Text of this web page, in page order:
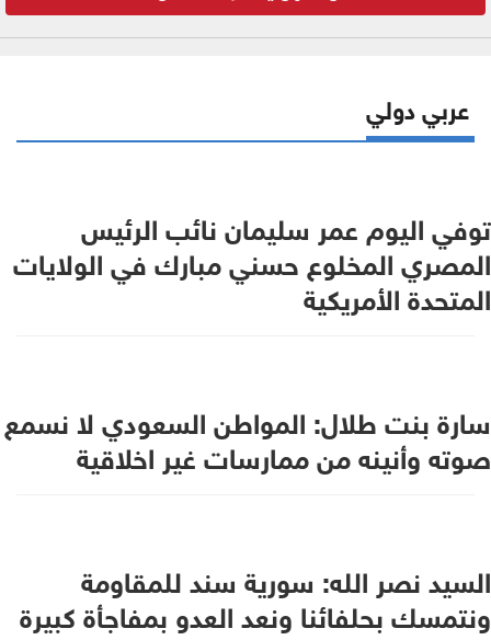
عربي دولي
توفي اليوم عمر سليمان نائب الرئيس
المصري المخلوع حسني مبارك في الولايات
المتحدة الأمريكية
سارة بنت طلال: المواطن السعودي لا نسمع
صوته وأنينه من ممارسات غير اخلاقية
السيد نصر الله: سورية سند للمقاومة
ونتمسك بحلفائنا ونعد العدو بمفاجأة كبيرة